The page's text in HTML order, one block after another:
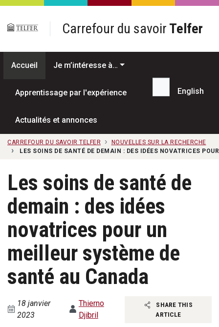
Passer au contenu principal
Carrefour du savoir Telfer
Accueil Je m’intéresse à…
Apprentissage par l'expérience
Actualités et annonces
Recherche...
English
CARREFOUR DU SAVOIR TELFER
NOUVELLES SUR LA RECHERCHE
LES SOINS DE SANTÉ DE DEMAIN : DES IDÉES NOVATRICES
Les soins de santé de
demain : des idées
novatrices pour un
meilleur système de
santé au Canada
18 janvier
2023
Thierno
Djibril
SHARE THIS
ARTICLE